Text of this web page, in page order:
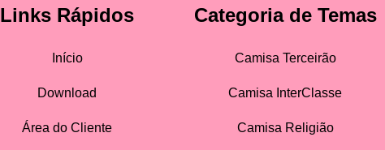
Links Rápidos
Início
Download
Área do Cliente
Categoria de Temas
Camisa Terceirão
Camisa InterClasse
Camisa Religião